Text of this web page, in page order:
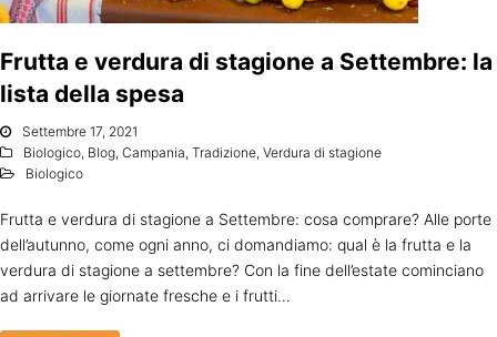
Frutta e verdura di stagione a Settembre: la
lista della spesa
Settembre 17, 2021
Biologico, Blog, Campania, Tradizione, Verdura di stagione
Biologico
Frutta e verdura di stagione a Settembre: cosa comprare? Alle porte
dell’autunno, come ogni anno, ci domandiamo: qual è la frutta e la
verdura di stagione a settembre? Con la fine dell’estate cominciano
ad arrivare le giornate fresche e i frutti…